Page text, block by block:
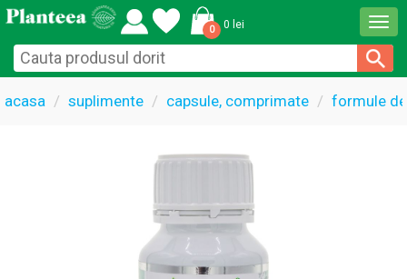
0 0 lei
acasa suplimente capsule, comprimate formule